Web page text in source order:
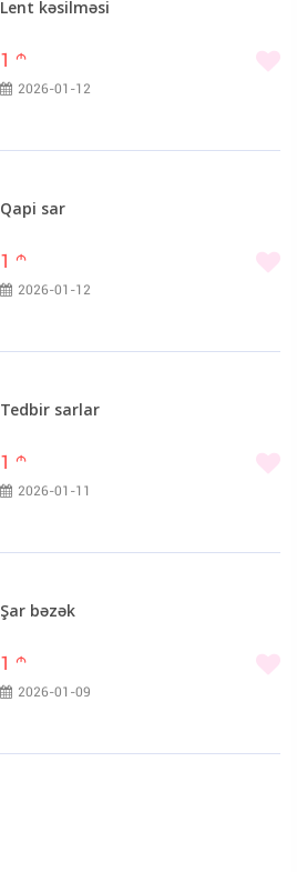
Lent kəsilməsi
1 m
2026-01-12
Qapi sar
1 m
2026-01-12
Tedbir sarlar
1 m
2026-01-11
Şar bəzək
1 m
2026-01-09